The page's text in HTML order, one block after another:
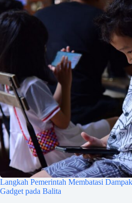
Langkah Pemerintah Membatasi
Gadget pada Balita